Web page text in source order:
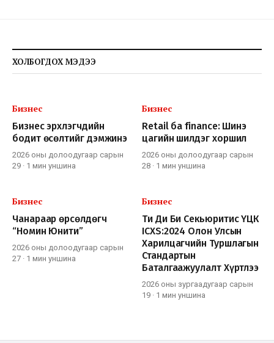
ХОЛБОГДОХ МЭДЭЭ
Бизнес
Бизнес эрхлэгчдийн
бодит өсөлтийг дэмжинэ
2026 оны долоодугаар сарын
29 · 1 мин уншина
Бизнес
Retail ба finance: Шинэ
цагийн шилдэг хоршил
2026 оны долоодугаар сарын
28 · 1 мин уншина
Бизнес
Чанараар өрсөлдөгч
“Номин Юнити”
2026 оны долоодугаар сарын
27 · 1 мин уншина
Бизнес
Ти Ди Би Секьюритис ҮЦК
ICXS:2024 Олон Улсын
Харилцагчийн Туршлагын
Стандартын
Баталгаажуулалт Хүртлээ
2026 оны зургаадугаар сарын
19 · 1 мин уншина